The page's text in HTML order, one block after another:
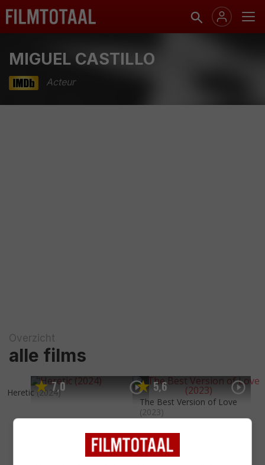
MIGUEL CASTILLO
Acteur
Overzicht
alle films
7,0
Heretic (2024) 5,6
The Best Version of Love
(2023)